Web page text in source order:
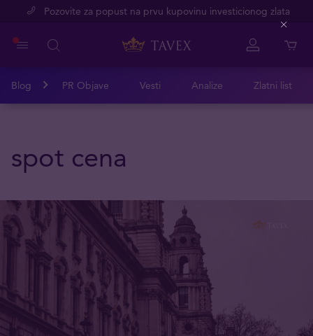
Pozovite za popust na prvu kupovinu investicionog zlata
Blog PR Objave Vesti Analize Zlatni list
spot cena
Close